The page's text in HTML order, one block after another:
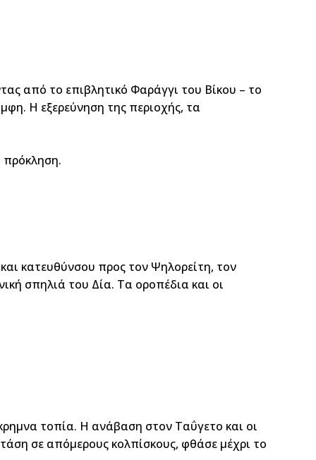
από το επιβλητικό Φαράγγι του Βίκου – το
Η εξερεύνηση της περιοχής, τα
πρόκληση.
κατευθύνσου προς τον Ψηλορείτη, τον
σπηλιά του Δία. Τα οροπέδια και οι
τοπία. Η ανάβαση στον Ταΰγετο και οι
σε απόμερους κολπίσκους, φθάσε μέχρι το